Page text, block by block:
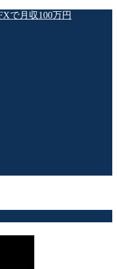
で月収100万円